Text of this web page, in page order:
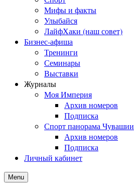
Мифы и факты
Улыбайся
ЛайфХаки (наш совет)
Бизнес-афиша
Тренинги
Семинары
Выставки
Журналы
Моя Империя
Архив номеров
Подписка
Спорт панорама Чувашии
Архив номеров
Подписка
Личный кабинет
Menu